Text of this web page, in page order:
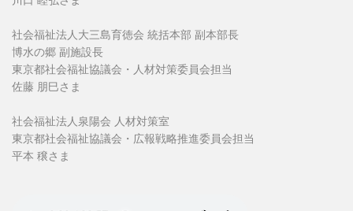
社会福祉法人大三島育徳会 統括本部 副本部長
博水の郷 副施設長
東京都社会福祉協議会・人材対策委員会担当
佐藤 朋巳さま
社会福祉法人泉陽会 人材対策室
東京都社会福祉協議会・広報戦略推進委員会担当
平本 穣さま